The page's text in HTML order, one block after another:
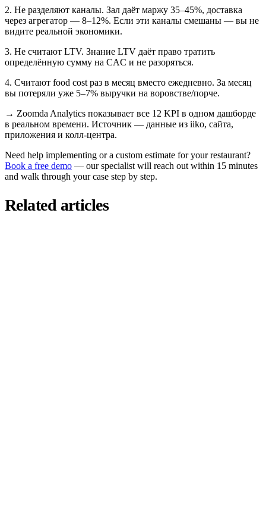
2. Не разделяют каналы. Зал даёт маржу 35–45%, доставка
через агрегатор — 8–12%. Если эти каналы смешаны — вы не
видите реальной экономики.
3. Не считают LTV. Знание LTV даёт право тратить
определённую сумму на CAC и не разоряться.
4. Считают food cost раз в месяц вместо ежедневно. За месяц
вы потеряли уже 5–7% выручки на воровстве/порче.
→ Zoomda Analytics показывает все 12 KPI в одном дашборде
в реальном времени. Источник — данные из iiko, сайта,
приложения и колл-центра.
Need help implementing or a custom estimate for your restaurant?
Book a free demo — our specialist will reach out within 15 minutes
and walk through your case step by step.
Related articles